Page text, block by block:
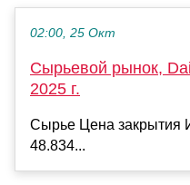
02:00, 25 Окт
Сырьевой рынок,
2025 г.
Сырье Цена закрытия
48.834...